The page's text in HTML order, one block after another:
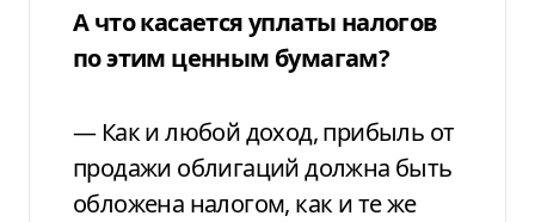
А что касается уплаты налогов
по этим ценным бумагам?
— Как и любой доход, прибыль от
продажи облигаций должна быть
обложена налогом, как и те же